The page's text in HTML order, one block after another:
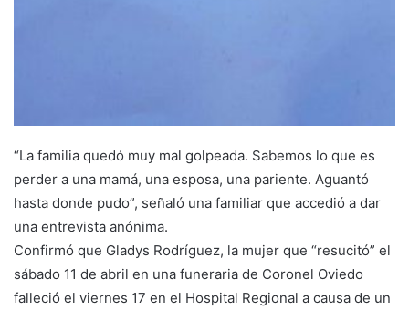
“La familia quedó muy mal golpeada. Sabemos lo que es
perder a una mamá, una esposa, una pariente. Aguantó
hasta donde pudo”, señaló una familiar que accedió a dar
una entrevista anónima.
Confirmó que Gladys Rodríguez, la mujer que “resucitó” el
sábado 11 de abril en una funeraria de Coronel Oviedo
falleció el viernes 17 en el Hospital Regional a causa de un